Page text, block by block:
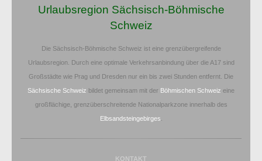
Urlaubsregion Sächsisch-Böhmische
Schweiz
Die Sächsisch-Böhmische Schweiz ist eine grenzübergreifende
Urlaubsregion. Durch eine optimale Verkehrsanbindung über die A17 sind
Großstädte wie Prag und Dresden nur ein bis zwei Stunden entfernt. Die
Sächsische Schweiz bildet gemeinsam mit der Böhmischen Schweiz eine
großflächige, grenzüberschreitende Nationalparkzone innerhalb des
Elbsandsteingebirges
KONTAKT